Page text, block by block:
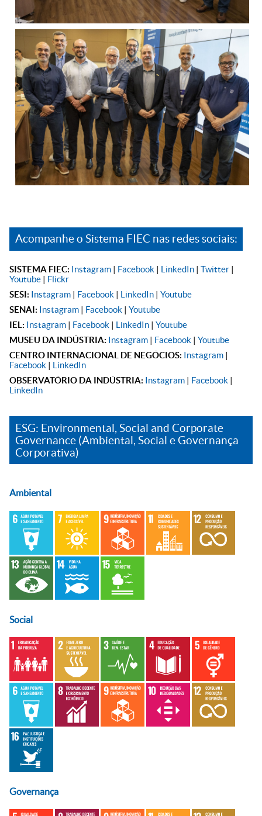
Acompanhe o Sistema FIEC nas redes sociais:
SISTEMA FIEC: Instagram | Facebook | LinkedIn | Twitter |
Youtube | Flickr
SESI: Instagram | Facebook | LinkedIn | Youtube
SENAI: Instagram | Facebook | Youtube
IEL: Instagram | Facebook | LinkedIn | Youtube
MUSEU DA INDÚSTRIA: Instagram | Facebook | Youtube
CENTRO INTERNACIONAL DE NEGÓCIOS: Instagram |
Facebook | LinkedIn
OBSERVATÓRIO DA INDÚSTRIA: Instagram | Facebook |
LinkedIn
ESG: Environmental, Social and Corporate
Governance (Ambiental, Social e Governança
Corporativa)
Ambiental
Social
Governança